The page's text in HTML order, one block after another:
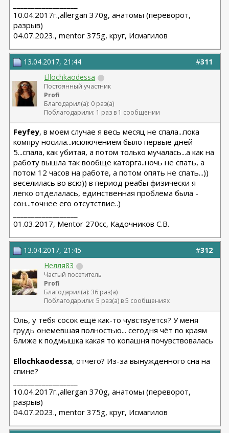
10.04.2017г.,allergan 370g, анатомы (переворот,
разрыв)
04.07.2023., mentor 375g, круг, Исмагилов
#311
13.04.2017, 21:44
Ellochkaodessa
Постоянный участник
Profi
Благодарил(а): 0 раз(а)
Поблагодарили: 1 раз в 1 сообщении
Feyfey, в моем случае я весь месяц не спала...пока
компру носила...исключением было первые дней
5...спала, как убитая, а потом только мучалась...а как на
работу вышла так вообще каторга..ночь не спать, а
потом 12 часов на работе, а потом опять не спать...))
веселилась во всю)) в период реабы физически я
легко отделалась, единственная проблема была -
сон...точнее его отсутствие..)
01.03.2017, Mentor 270cc, Кадочников С.В.
#312
13.04.2017, 21:45
Нелля83
Частый посетитель
Profi
Благодарил(а): 36 раз(а)
Поблагодарили: 5 раз(а) в 5 сообщениях
Оль, у тебя сосок ещё как-то чувствуется? У меня
грудь онемевшая полностью... сегодня чёт по краям
ближе к подмышка какая то копашня почувствовалась
Ellochkaodessa, отчего? Из-за вынужденного сна на
спине?
10.04.2017г.,allergan 370g, анатомы (переворот,
разрыв)
04.07.2023., mentor 375g, круг, Исмагилов